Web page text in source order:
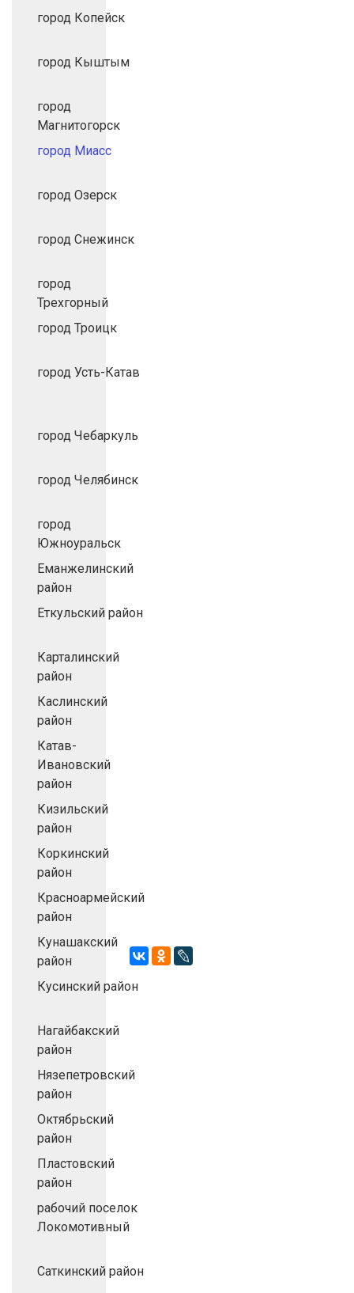
город Копейск
город Кыштым
город
Магнитогорск
город Миасс
город Озерск
город Снежинск
город
Трехгорный
город Троицк
город Усть-Катав
город Чебаркуль
город Челябинск
город
Южноуральск
Еманжелинский
район
Еткульский район
Карталинский
район
Каслинский
район
Катав-
Ивановский
район
Кизильский
район
Коркинский
район
Красноармейский
район
Кунашакский
район
Кусинский район
Нагайбакский
район
Нязепетровский
район
Октябрьский
район
Пластовский
район
рабочий поселок
Локомотивный
Саткинский район